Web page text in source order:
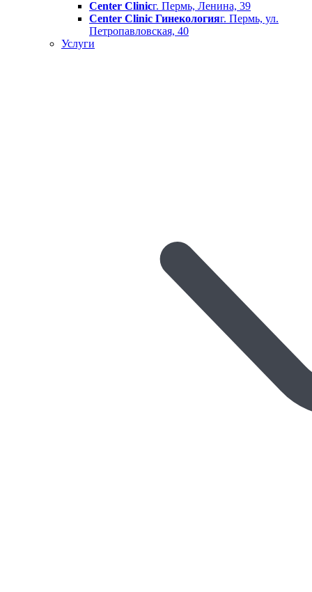
Center Clinicг. Пермь, Ленина, 39
Center Clinic Гинекологияг. Пермь, ул.
Петропавловская, 40
Услуги